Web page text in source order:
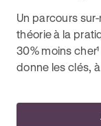
Un parcours
théorie à la
30% moins
donne les clés,